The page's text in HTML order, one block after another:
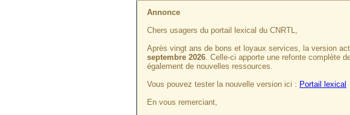
Annonce
Chers usagers du portail lexical du CNRTL,
Après vingt ans de bons et loyaux services, la version
septembre 2026. Celle-ci apporte une refonte complète
également de nouvelles ressources.
Vous pouvez tester la nouvelle version ici : Portail lexical
En vous remerciant,